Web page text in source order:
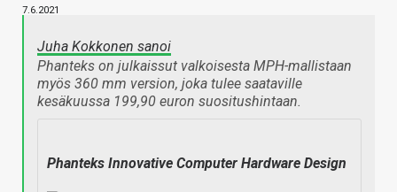
7.6.2021
Juha Kokkonen sanoi
Phanteks on julkaissut valkoisesta MPH-mallistaan
myös 360 mm version, joka tulee saataville
kesäkuussa 199,90 euron suositushintaan.
Phanteks Innovative Computer Hardware Design